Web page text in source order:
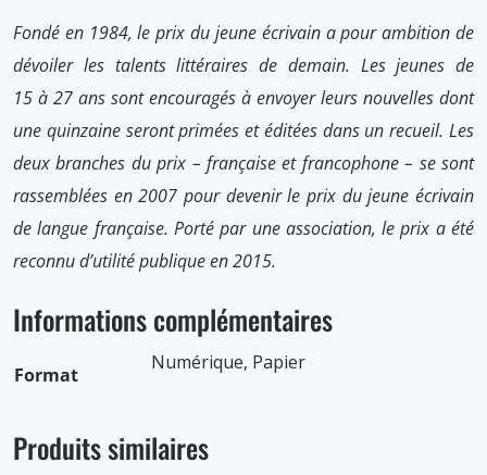
Fondé en 1984, le prix du jeune écrivain a pour ambition de
dévoiler les talents littéraires de demain. Les jeunes de
15 à 27 ans sont encouragés à envoyer leurs nouvelles dont
une quinzaine seront primées et éditées dans un recueil. Les
deux branches du prix – française et francophone – se sont
rassemblées en 2007 pour devenir le prix du jeune écrivain
de langue française. Porté par une association, le prix a été
reconnu d’utilité publique en 2015.
Informations complémentaires
Format
Numérique, Papier
Produits similaires